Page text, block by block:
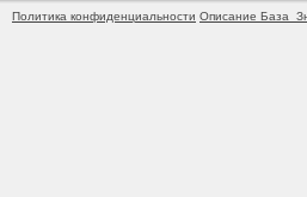
Политика конфиденциальности Описание